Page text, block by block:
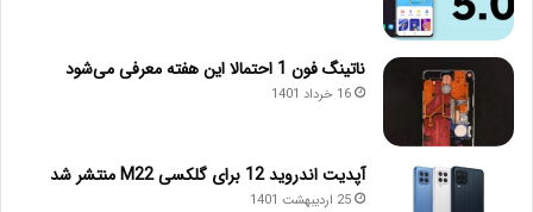
ناتینگ فون 1 احتمالا این هفته معرفی می‌شود
16 خرداد 1401
آپدیت اندروید 12 برای گلکسی M22 منتشر شد
25 اردیبهشت 1401